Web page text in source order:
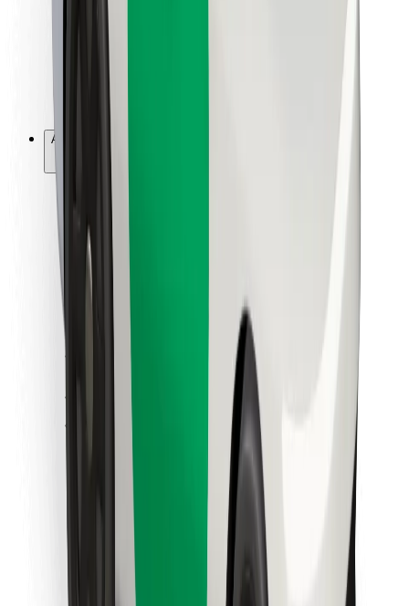
Bolt Food
Pentru proprietarii de flotă
Bolt For Business
Altele
Furnizori
Termeni și Condiții
Cookie-uri
Securitate
Obține o cursă în câteva minute!
Descarcă aplicația Bolt
Descarcă aplicația Bolt Food